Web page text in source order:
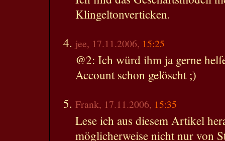
Klingeltonverticken.
jee, 17.11.2006, 15:25
@2: Ich würd ihm ja gerne
Account schon gelöscht ;)
Frank, 17.11.2006, 15:35
Lese ich aus diesem Artikel
möglicherweise nicht nur von